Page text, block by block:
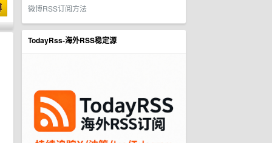
微博RSS订阅方法
TodayRss-海外RSS稳定源